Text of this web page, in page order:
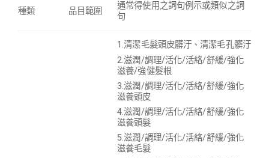
種類 品目範圍
通常得使用之詞句例示或類似之詞
句
1.清潔毛髮頭皮髒汙、清潔毛孔髒汙
2.滋潤/調理/活化/活絡/舒緩/強化
滋養/強健髮根
3.滋潤/調理/活化/活絡/舒緩/強化
滋養頭皮
4.滋潤/調理/活化/活絡/舒緩/強化
滋養頭髮
5.滋潤/調理/活化/活絡/舒緩/強化
滋養毛髮